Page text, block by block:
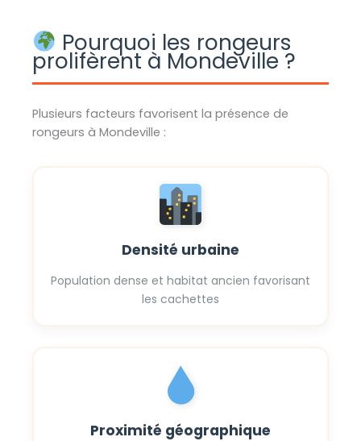
Pourquoi les rongeurs
prolifèrent à Mondeville ?
Plusieurs facteurs favorisent la présence de
rongeurs à Mondeville :
Densité urbaine
Population dense et habitat ancien favorisant
les cachettes
Proximité géographique